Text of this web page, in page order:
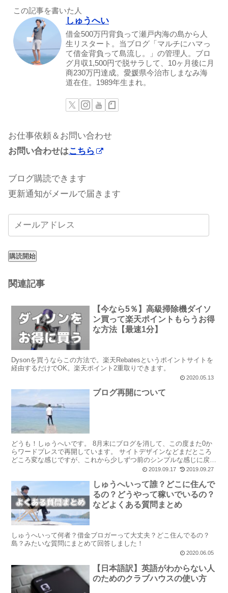
この記事を書いた人
しゅうへい
借金500万円背負って瀬戸内海の島から人
生リスタート。当ブログ「マルチにハマっ
て借金背負って島流し。」の管理人。ブロ
グ月収1,500円で脱サラして、10ヶ月後に月
商230万円達成。愛媛県今治市しまなみ海
道在住。1989年生まれ。
お仕事依頼＆お問い合わせ
お問い合わせはこちら
ブログ購読できます
更新通知がメールで届きます
購読開始
関連記事
【今なら5％】高級掃除機ダイソ
ン買って楽天ポイントもらうお得
な方法【最速1分】
Dysonを買うならこの方法で。楽天Rebatesというポイントサイトを
経由するだけでOK。楽天ポイント2重取りできます。
2020.05.13
ブログ再開について
どうも！しゅうへいです。 8月末にブログを消して、この度また0か
らワードプレスで再開しています。 サイトデザインなどまだところ
どころ変な感じですが、これから少しずつ前のシンプルな感じに戻そ
うかと。 ブログ消さなければよかった なんてことも少...
2019.09.17 2019.09.27
しゅうへいって誰？どこに住んで
るの？どうやって稼いでいるの？
などよくある質問まとめ
しゅうへいって何者？借金ブロガーって大丈夫？どこ住んでるの？
島？みたいな質問にまとめて回答しました！
2020.06.05
【日本語訳】英語がわからない人
のためのクラブハウスの使い方